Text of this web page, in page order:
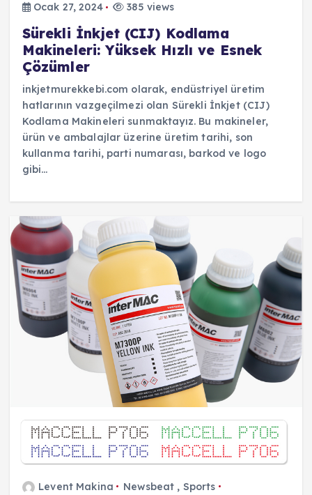
Ocak 27, 2024
385 views
Sürekli İnkjet (CIJ) Kodlama
Makineleri: Yüksek Hızlı ve Esnek
Çözümler
inkjetmurekkebi.com olarak, endüstriyel üretim
hatlarının vazgeçilmezi olan Sürekli İnkjet (CIJ)
Kodlama Makineleri sunmaktayız. Bu makineler,
ürün ve ambalajlar üzerine üretim tarihi, son
kullanma tarihi, parti numarası, barkod ve logo
gibi…
Levent Makina Newsbeat , Sports